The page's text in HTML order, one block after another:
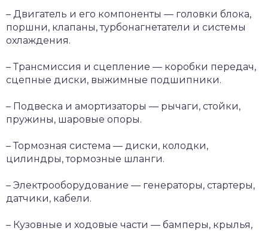
– Двигатель и его компоненты — головки блока,
поршни, клапаны, турбонагнетатели и системы
охлаждения.
– Трансмиссия и сцепление — коробки передач,
сцепные диски, выжимные подшипники.
– Подвеска и амортизаторы — рычаги, стойки,
пружины, шаровые опоры.
– Тормозная система — диски, колодки,
цилиндры, тормозные шланги.
– Электрооборудование — генераторы, стартеры,
датчики, кабели.
– Кузовные и ходовые части — бамперы, крылья,